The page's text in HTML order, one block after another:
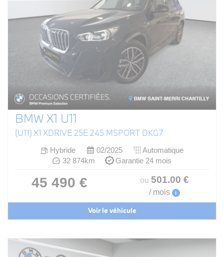
BMW X1 U11
(U11) X1 XDRIVE 25E 245 MSPORT DKG7
Hybride 02/2025
Automatique
32 874km
Garantie 24 mois
45 490 € ou 501.00 €
/ mois i
Voir le véhicule